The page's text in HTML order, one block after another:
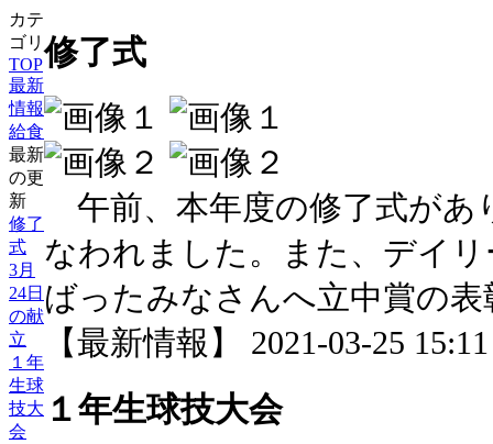
カテ
ゴリ
TOP
最新
情報
給食
最新
の更
新
修了
式
3月
24日
の献
立
１年
生球
技大
会
修了式
午前、本年度の修了式があ
なわれました。また、デイ
ばったみなさんへ立中賞の
【最新情報】 2021-03-25
１年生球技大会